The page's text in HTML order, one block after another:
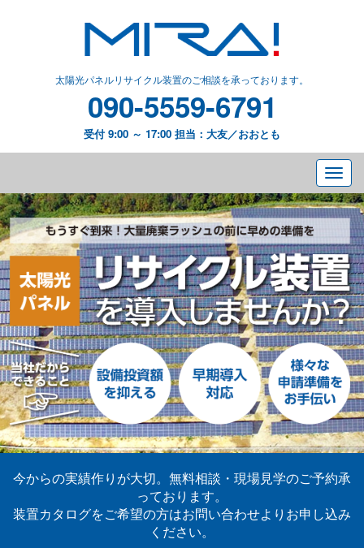
太陽光パネルリサイクル装置のご相談を承っております。
090-5559-6791
受付 9:00 ～ 17:00 担当：大友／おおとも
今からの実績作りが大切。無料相談・現場見学のご予約承
っております。
装置カタログをご希望の方はお問い合わせよりお申し込み
ください。